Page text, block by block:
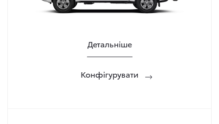
Детальніше
Конфігурувати